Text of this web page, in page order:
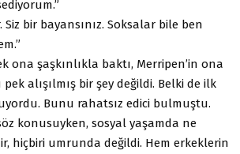
Siz bir bayansınız. Soksalar bile ben
ona şaşkınlıkla baktı, Merripen’in ona
alışılmış bir şey değildi. Belki de ilk
Bunu rahatsız edici bulmuştu.
konusuyken, sosyal yaşamda ne
hiçbiri umrunda değildi. Hem erkeklerin